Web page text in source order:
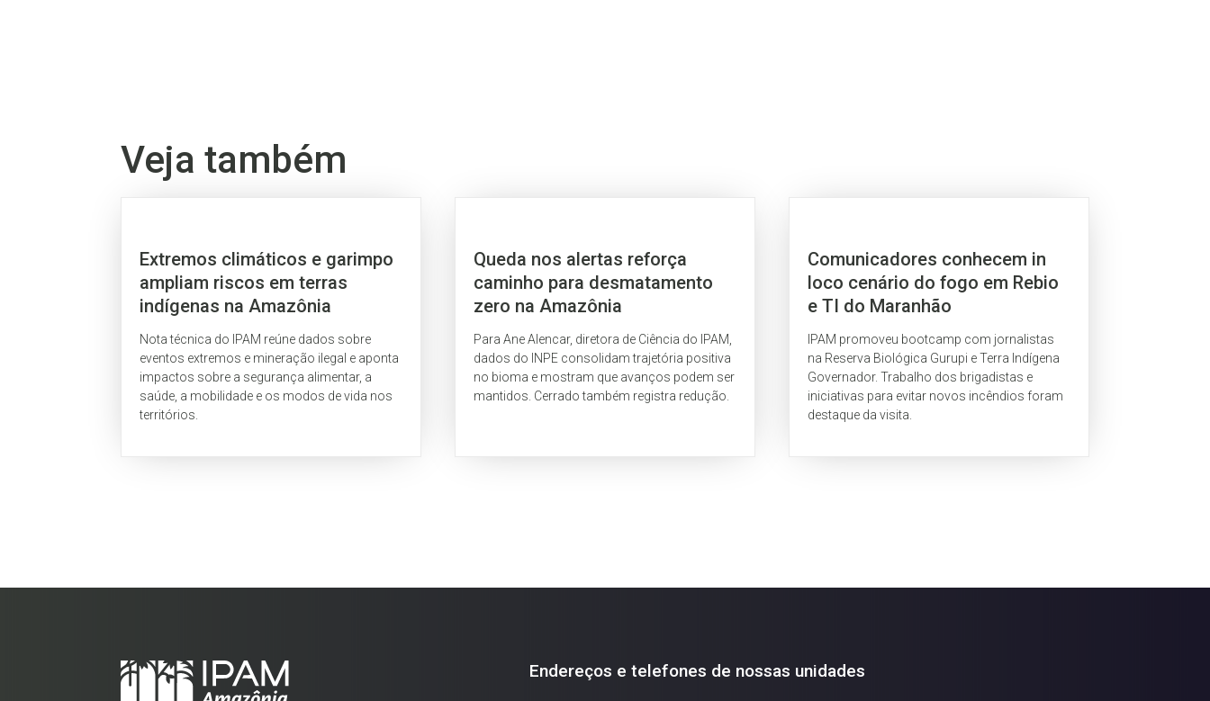
Veja também
Extremos climáticos e garimpo
ampliam riscos em terras
indígenas na Amazônia
Nota técnica do IPAM reúne dados sobre
eventos extremos e mineração ilegal e aponta
impactos sobre a segurança alimentar, a
saúde, a mobilidade e os modos de vida nos
territórios.
Queda nos alertas reforça
caminho para desmatamento
zero na Amazônia
Para Ane Alencar, diretora de Ciência do IPAM,
dados do INPE consolidam trajetória positiva
no bioma e mostram que avanços podem ser
mantidos. Cerrado também registra redução.
Comunicadores conhecem in
loco cenário do fogo em Rebio
e TI do Maranhão
IPAM promoveu bootcamp com jornalistas
na Reserva Biológica Gurupi e Terra Indígena
Governador. Trabalho dos brigadistas e
iniciativas para evitar novos incêndios foram
destaque da visita.
Endereços e telefones de nossas unidades